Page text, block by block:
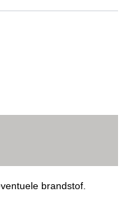
brandstof.